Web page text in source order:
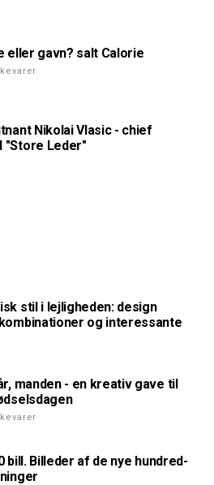
eller gavn? salt Calorie
Nikolai Vlasic - chief
"Store Leder"
stil i lejligheden: design
og interessante
manden - en kreativ gave til
bill. Billeder af de nye hundred-